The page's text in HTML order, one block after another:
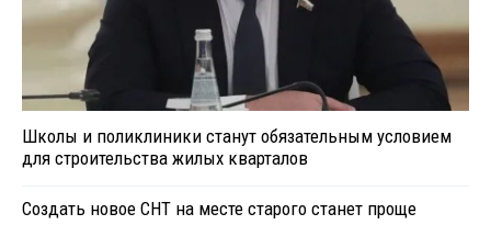
Школы и поликлиники станут обязательным условием
для строительства жилых кварталов
Создать новое СНТ на месте старого станет проще